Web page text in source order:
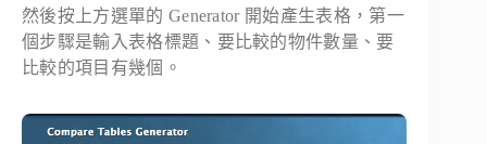
然後按上方選單的 Generator開始產生表格，第一
個步驟是輸入表格標題、要比較的物件數量、要
比較的項目有幾個。